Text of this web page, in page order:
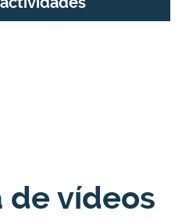
de vídeos